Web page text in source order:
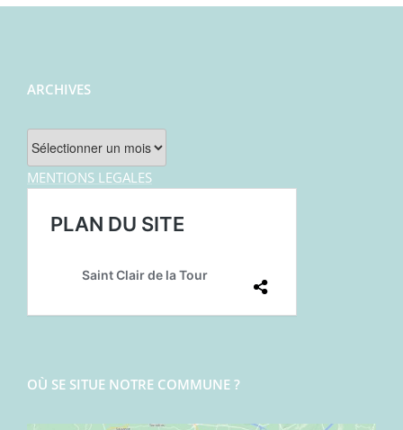
ARCHIVES
Archives
MENTIONS LEGALES
OÙ SE SITUE NOTRE COMMUNE ?